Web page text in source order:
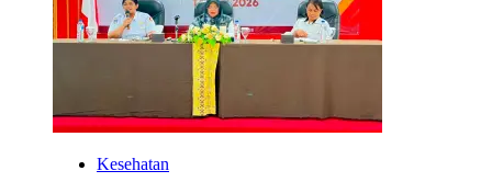
Kesehatan